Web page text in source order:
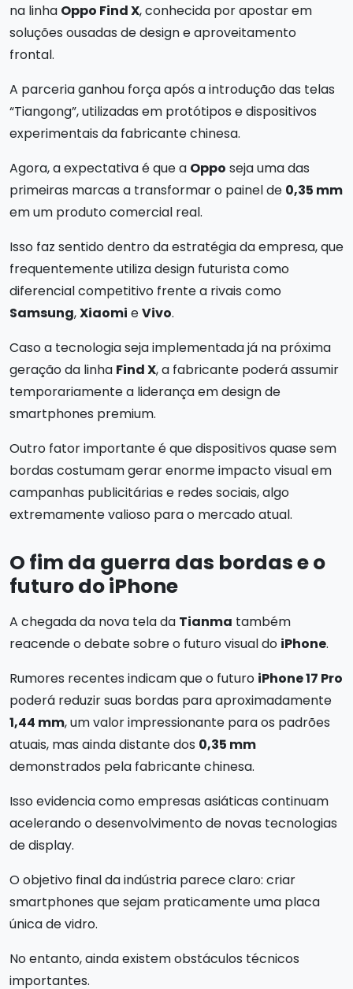
na linha Oppo Find X, conhecida por apostar em
soluções ousadas de design e aproveitamento
frontal.
A parceria ganhou força após a introdução das telas
“Tiangong”, utilizadas em protótipos e dispositivos
experimentais da fabricante chinesa.
Agora, a expectativa é que a Oppo seja uma das
primeiras marcas a transformar o painel de 0,35 mm
em um produto comercial real.
Isso faz sentido dentro da estratégia da empresa, que
frequentemente utiliza design futurista como
diferencial competitivo frente a rivais como
Samsung,Xiaomi eVivo.
Caso a tecnologia seja implementada já na próxima
geração da linha Find X, a fabricante poderá assumir
temporariamente a liderança em design de
smartphones premium.
Outro fator importante é que dispositivos quase sem
bordas costumam gerar enorme impacto visual em
campanhas publicitárias e redes sociais, algo
extremamente valioso para o mercado atual.
O fim da guerra das bordas e o
futuro do iPhone
A chegada da nova tela da Tianma também
reacende o debate sobre o futuro visual do iPhone.
Rumores recentes indicam que o futuro iPhone 17 Pro
poderá reduzir suas bordas para aproximadamente
1,44 mm, um valor impressionante para os padrões
atuais, mas ainda distante dos 0,35 mm
demonstrados pela fabricante chinesa.
Isso evidencia como empresas asiáticas continuam
acelerando o desenvolvimento de novas tecnologias
de display.
O objetivo final da indústria parece claro: criar
smartphones que sejam praticamente uma placa
única de vidro.
No entanto, ainda existem obstáculos técnicos
importantes.